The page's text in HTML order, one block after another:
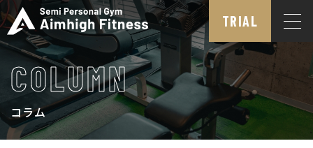
TRIAL
COLUMN
コラム